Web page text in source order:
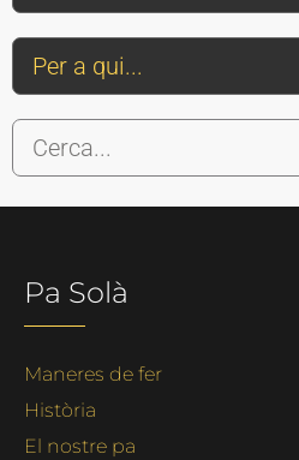
Pa Solà
Maneres de fer
Història
El nostre pa